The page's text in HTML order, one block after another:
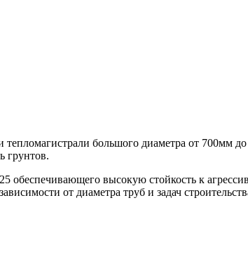
большого диаметра от 700мм
грунтов.
обеспечивающего высокую стойкость к
от диаметра труб и задач